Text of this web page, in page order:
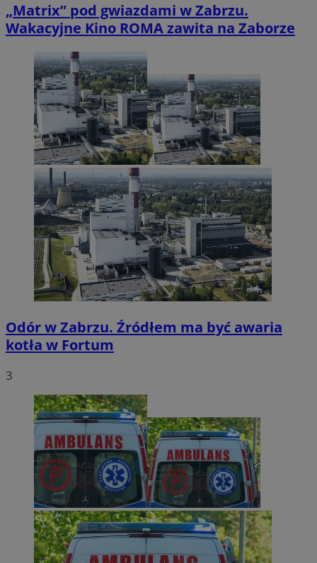
„Matrix” pod gwiazdami w Zabrzu.
Wakacyjne Kino ROMA zawita na Zaborze
Odór w Zabrzu. Źródłem ma być awaria
kotła w Fortum
3